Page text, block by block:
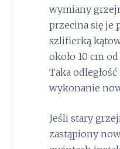
wymiany
przecina się je
szlifierką
około 10 cm
Taka
wykonanie
Jeśli stary
zastąpiony